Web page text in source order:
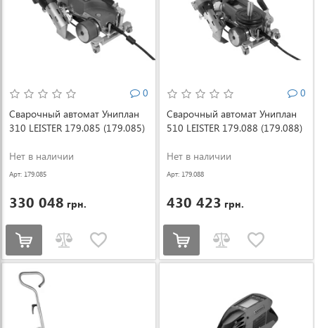
0
Сварочный автомат Униплан
310 LEISTER 179.085 (179.085)
Нет в наличии
Арт: 179.085
330 048 грн.
0
Сварочный автомат Униплан
510 LEISTER 179.088 (179.088)
Нет в наличии
Арт: 179.088
430 423 грн.